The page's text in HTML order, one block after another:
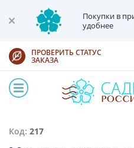
Покупки в
удобнее
ПРОВЕРИТЬ СТАТУС
ЗАКАЗА
Код: 217